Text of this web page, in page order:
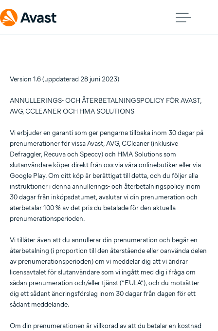
Version 1.6 (uppdaterad 28 juni 2023)
ANNULLERINGS- OCH ÅTERBETALNINGSPOLICY FÖR AVAST,
AVG, CCLEANER OCH HMA SOLUTIONS
Vi erbjuder en garanti som ger pengarna tillbaka inom 30 dagar på
prenumerationer för vissa Avast, AVG, CCleaner (inklusive
Defraggler, Recuva och Speccy) och HMA Solutions som
slutanvändare köper direkt från oss via våra onlinebutiker eller via
Google Play. Om ditt köp är berättigat till detta, och du följer alla
instruktioner i denna annullerings- och återbetalningspolicy inom
30 dagar från inköpsdatumet, avslutar vi din prenumeration och
återbetalar 100 % av det pris du betalade för den aktuella
prenumerationsperioden.
Vi tillåter även att du annullerar din prenumeration och begär en
återbetalning (i proportion till den återstående eller oanvända delen
av prenumerationsperioden) om vi meddelar dig att vi ändrar
licensavtalet för slutanvändare som vi ingått med dig i fråga om
sådan prenumeration och/eller tjänst (”EULA”), och du motsätter
dig ett sådant ändringsförslag inom 30 dagar från dagen för ett
sådant meddelande.
Om din prenumerationen är villkorad av att du betalar en kostnad